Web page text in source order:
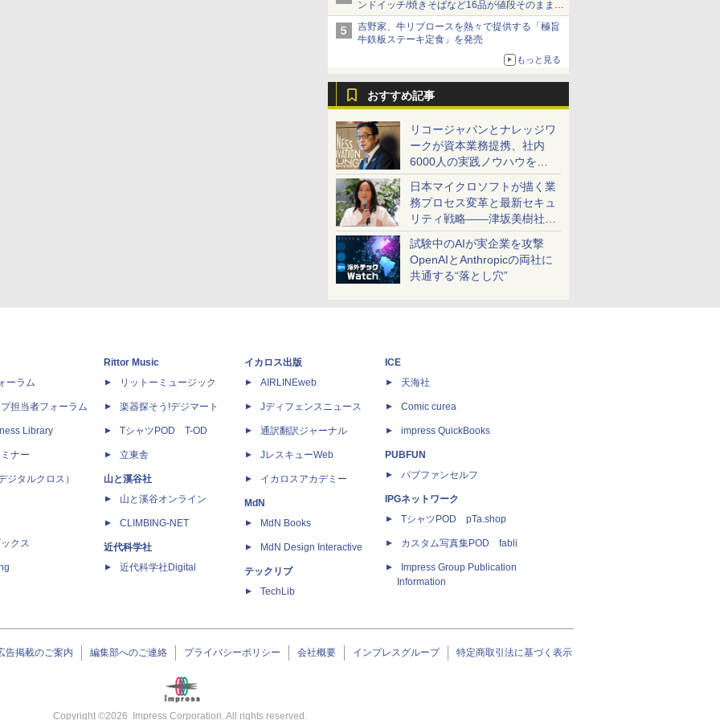
ンドイッチ/焼きそばなど16品が値段そのままで
ボリュームアップ
吉野家、牛リブロースを熱々で提供する「極旨
牛鉄板ステーキ定食」を発売
もっと見る
おすすめ記事
リコージャパンとナレッジワ
ークが資本業務提携、社内
6000人の実践ノウハウを生
かした「AI商談記録 for
RICOH」を展開へ
日本マイクロソフトが描く業
務プロセス変革と最新セキュ
リティ戦略――津坂美樹社長
が2027年度戦略を説明
試験中のAIが実企業を攻撃
OpenAIとAnthropicの両社に
共通する“落とし穴”
ーラム
担当者フォーラム
Library
ナー
ジタルクロス）
クス
Rittor Music
リットーミュージック
楽器探そう!デジマート
TシャツPOD T-OD
立東舎
山と溪谷社
山と溪谷オンライン
CLIMBING-NET
近代科学社
近代科学社Digital
イカロス出版
AIRLINEweb
Jディフェンスニュース
通訳翻訳ジャーナル
JレスキューWeb
イカロスアカデミー
MdN
MdN Books
MdN Design Interactive
テックリブ
TechLib
ICE
天海社
Comic curea
impress QuickBooks
PUBFUN
パブファンセルフ
IPGネットワーク
TシャツPOD pTa.shop
カスタム写真集POD fabli
Impress Group Publication
Information
告掲載のご案内 編集部へのご連絡 プライバシーポリシー 会社概要 インプレスグループ 特定商取引法に基づく表示
Copyright ©2026 Impress Corporation. All rights reserved.